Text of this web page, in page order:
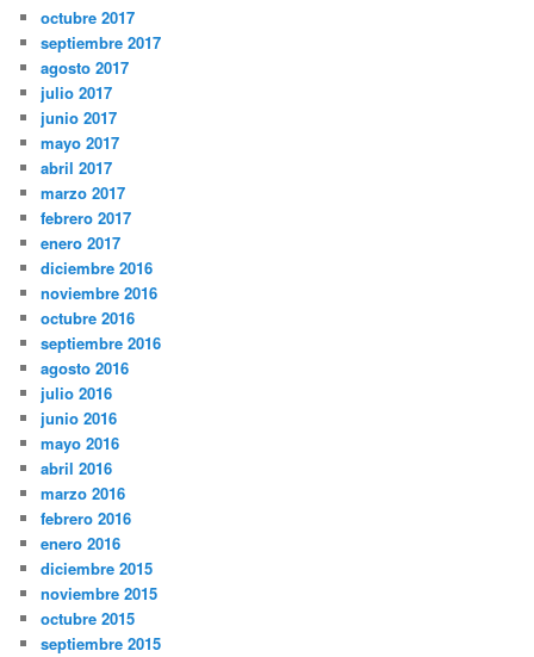
octubre 2017
septiembre 2017
agosto 2017
julio 2017
junio 2017
mayo 2017
abril 2017
marzo 2017
febrero 2017
enero 2017
diciembre 2016
noviembre 2016
octubre 2016
septiembre 2016
agosto 2016
julio 2016
junio 2016
mayo 2016
abril 2016
marzo 2016
febrero 2016
enero 2016
diciembre 2015
noviembre 2015
octubre 2015
septiembre 2015